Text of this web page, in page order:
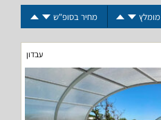
מומלץ מחיר בסופ"ש
עבדון